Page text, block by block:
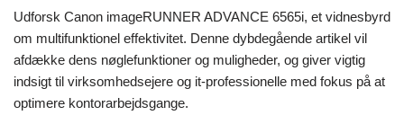
Udforsk Canon imageRUNNER ADVANCE 6565i, et vidnesbyrd
om multifunktionel effektivitet. Denne dybdegående artikel vil
afdække dens nøglefunktioner og muligheder, og giver vigtig
indsigt til virksomhedsejere og it-professionelle med fokus på at
optimere kontorarbejdsgange.